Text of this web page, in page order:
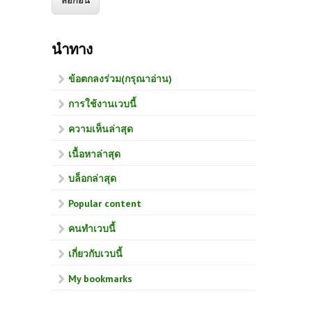
นำทาง
ข้อตกลงร่วม(กรุณาอ่าน)
การใช้งานเวบนี้
ความเห็นล่าสุด
เนื้อหาล่าสุด
บล็อกล่าสุด
Popular content
คนทำเวบนี้
เกี่ยวกับเวบนี้
My bookmarks